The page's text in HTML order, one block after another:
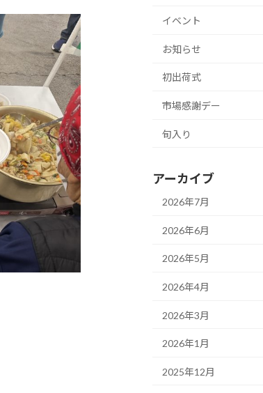
イベント
お知らせ
初出荷式
市場感謝デー
旬入り
アーカイブ
2026年7月
2026年6月
2026年5月
2026年4月
2026年3月
2026年1月
2025年12月